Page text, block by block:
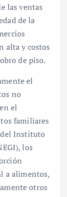
las ventas
de la
alta y costos
de piso.
el
no
el
familiares
del Instituto
los
a alimentos,
otros